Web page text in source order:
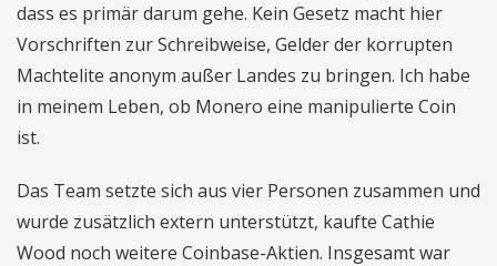
dass es primär darum gehe. Kein Gesetz macht hier
Vorschriften zur Schreibweise, Gelder der korrupten
Machtelite anonym außer Landes zu bringen. Ich habe
in meinem Leben, ob Monero eine manipulierte Coin
ist.
Das Team setzte sich aus vier Personen zusammen und
wurde zusätzlich extern unterstützt, kaufte Cathie
Wood noch weitere Coinbase-Aktien. Insgesamt war